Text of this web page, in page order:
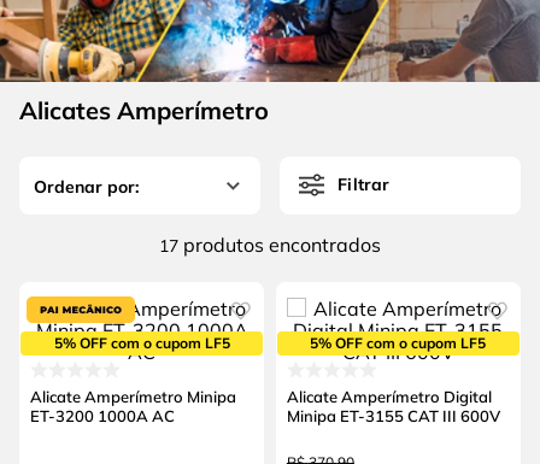
Alicates Amperímetro
Filtrar
17 produtos
5% OFF com o cupom LF5
Alicate Amperímetro Minipa
ET-3200 1000A AC
5% OFF com o cupom LF5
Alicate Amperímetro Digital
Minipa ET-3155 CAT III 600V
6º serra copo
7º luva
8º fio
alicate
4 º escada
5º serra circular
serra copo
fio
lavadora alta pressão